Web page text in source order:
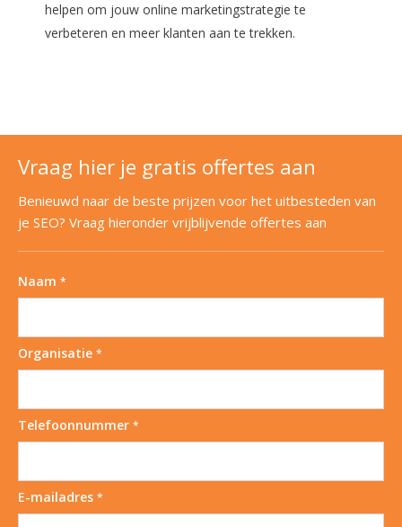
helpen om jouw online marketingstrategie te
verbeteren en meer klanten aan te trekken.
Vraag hier je gratis offertes aan
Benieuwd naar de beste prijzen voor het uitbesteden van
je SEO? Vraag hieronder vrijblijvende offertes aan
Naam *
Organisatie *
Telefoonnummer *
E-mailadres *